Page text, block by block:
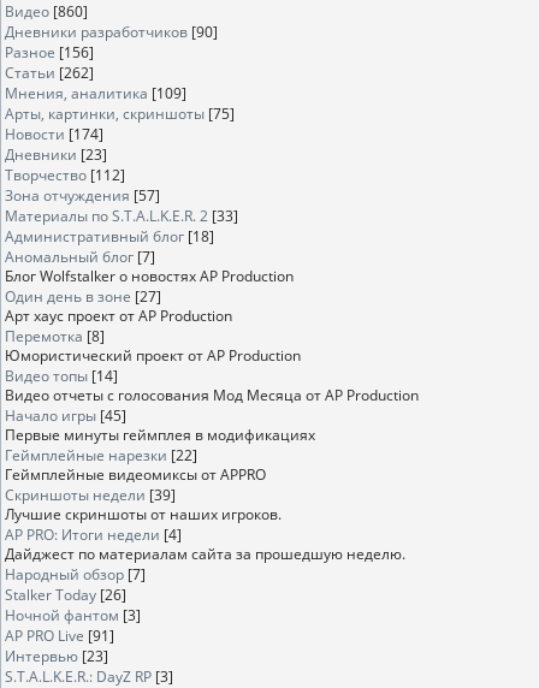
Видео [860]
Дневники разработчиков [90]
Разное [156]
Статьи [262]
Мнения, аналитика [109]
Арты, картинки, скриншоты [75]
Новости [174]
Дневники [23]
Творчество [112]
Зона отчуждения [57]
Материалы по S.T.A.L.K.E.R. 2 [33]
Административный блог [18]
Аномальный блог [7]
Блог Wolfstalker о новостях AP Production
Один день в зоне [27]
Арт хаус проект от AP Production
Перемотка [8]
Юмористический проект от AP Production
Видео топы [14]
Видео отчеты с голосования Мод Месяца от AP Production
Начало игры [45]
Первые минуты геймплея в модификациях
Геймплейные нарезки [22]
Геймплейные видеомиксы от APPRO
Скриншоты недели [39]
Лучшие скриншоты от наших игроков.
AP PRO: Итоги недели [4]
Дайджест по материалам сайта за прошедшую неделю.
Народный обзор [7]
Stalker Today [26]
Ночной фантом [3]
AP PRO Live [91]
Интервью [23]
S.T.A.L.K.E.R.: DayZ RP [3]